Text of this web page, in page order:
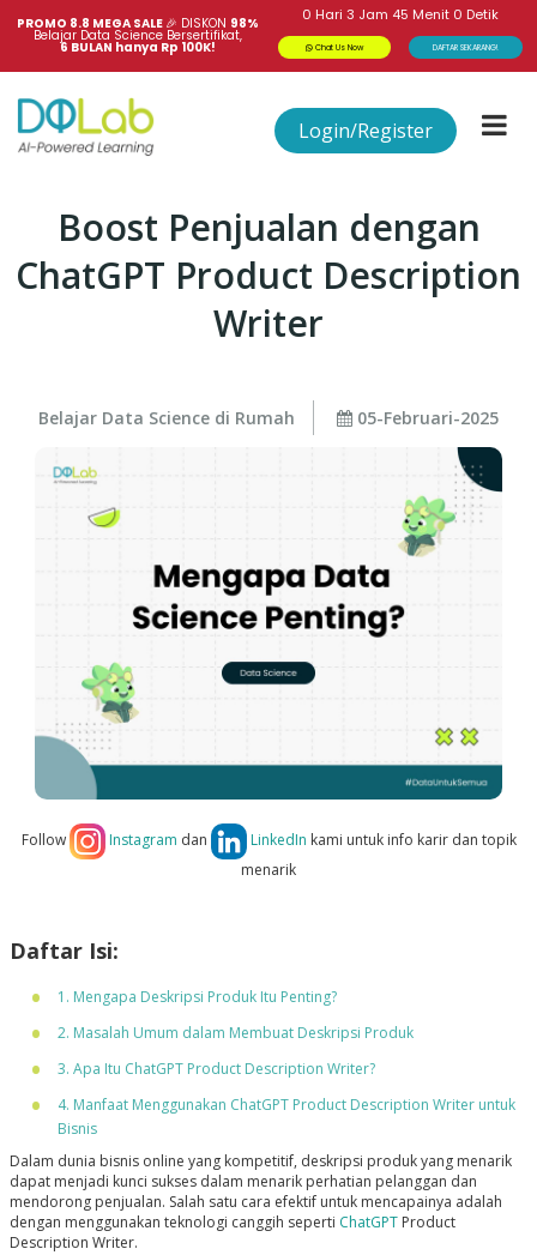
PROMO 8.8 MEGA SALE 🎉 DISKON 98%
Belajar Data Science Bersertifikat,
6 BULAN hanya Rp 100K!
0 Hari 3 Jam 45 Menit 0 Detik
Chat Us Now DAFTAR SEKARANG!
Login/Register
Boost Penjualan dengan
ChatGPT Product Description
Writer
Belajar Data Science di Rumah 05-Februari-2025
Follow Instagram dan LinkedIn kami untuk info karir dan topik
menarik
Daftar Isi:
1. Mengapa Deskripsi Produk Itu Penting?
2. Masalah Umum dalam Membuat Deskripsi Produk
3. Apa Itu ChatGPT Product Description Writer?
4. Manfaat Menggunakan ChatGPT Product Description Writer untuk
Bisnis
Dalam dunia bisnis online yang kompetitif, deskripsi produk yang menarik
dapat menjadi kunci sukses dalam menarik perhatian pelanggan dan
mendorong penjualan. Salah satu cara efektif untuk mencapainya adalah
dengan menggunakan teknologi canggih seperti ChatGPTProduct
Description Writer.